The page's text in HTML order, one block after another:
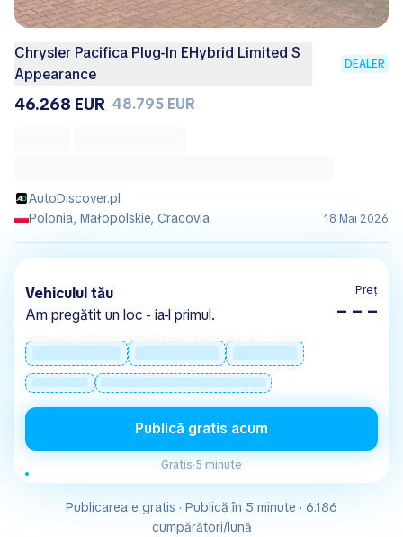
Chrysler Pacifica Plug-In EHybrid Limited S
Appearance
DEALER
46.268 EUR 48.795 EUR
AutoDiscover.pl
Polonia, Małopolskie, Cracovia
18 Mai 2026
Vehiculul tău
Am pregătit un loc - ia-l primul.
Preț
– – –
Publică gratis acum
Gratis·5 minute
Publicarea e gratis · Publică în 5 minute · 6.186
cumpărători/lună